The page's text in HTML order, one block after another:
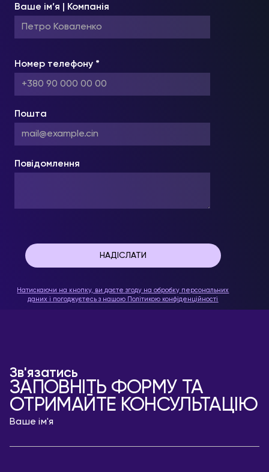
Ваше ім’я | Компанія
Номер телефону *
Пошта
Повідомлення
Натискаючи на кнопку, ви даєте згоду на обробку персональних
даних і погоджуєтесь з нашою Політикою конфіденційності
Зв'язатись
ЗАПОВНІТЬ ФОРМУ ТА
ОТРИМАЙТЕ КОНСУЛЬТАЦІЮ